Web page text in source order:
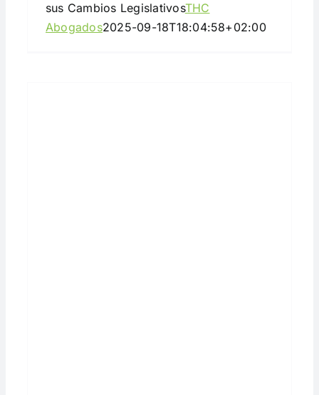
sus Cambios LegislativosTHC
Abogados2025-09-18T18:04:58+02:00